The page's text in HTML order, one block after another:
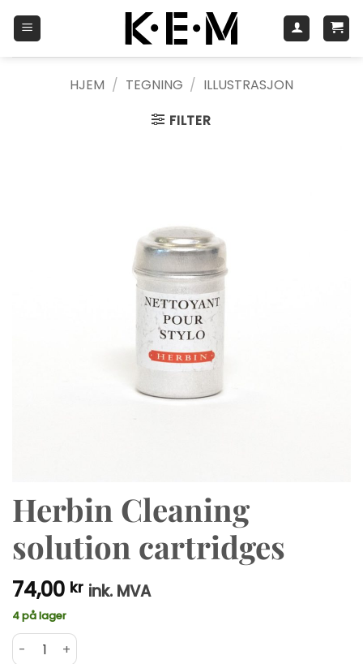
HJEM / TEGNING / ILLUSTRASJON
FILTER
Herbin Cleaning
solution cartridges
74,00 kr ink. MVA
4 på lager
Herbin Cleaning solution cartridges antall
Alternative: